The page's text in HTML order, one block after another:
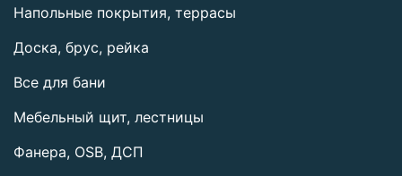
Напольные покрытия, террасы
Доска, брус, рейка
Все для бани
Мебельный щит, лестницы
Фанера, OSB, ДСП